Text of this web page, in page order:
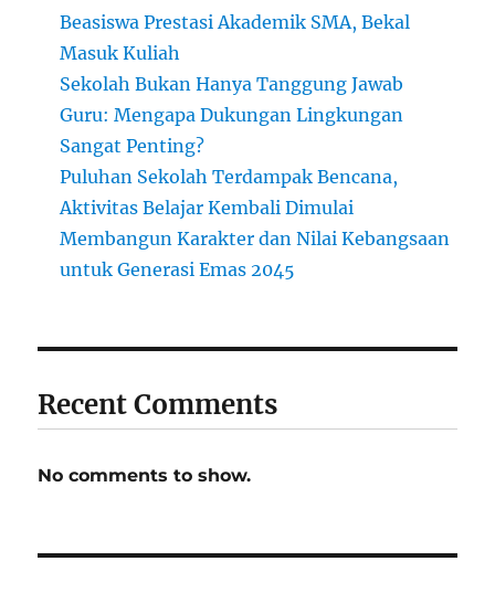
Beasiswa Prestasi Akademik SMA, Bekal
Masuk Kuliah
Sekolah Bukan Hanya Tanggung Jawab
Guru: Mengapa Dukungan Lingkungan
Sangat Penting?
Puluhan Sekolah Terdampak Bencana,
Aktivitas Belajar Kembali Dimulai
Membangun Karakter dan Nilai Kebangsaan
untuk Generasi Emas 2045
Recent Comments
No comments to show.